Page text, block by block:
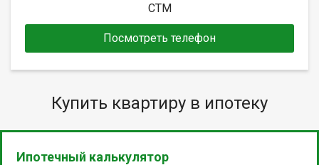
СТМ
Посмотреть телефон
Купить квартиру в ипотеку
Ипотечный калькулятор